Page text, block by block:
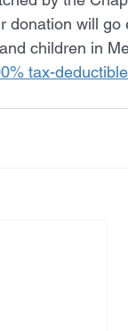
donation will
children in
tax-